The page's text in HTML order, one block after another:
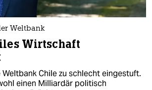
Weltbank
Wirtschaft
Chile zu schlecht eingestuft.
einen Milliardär politisch